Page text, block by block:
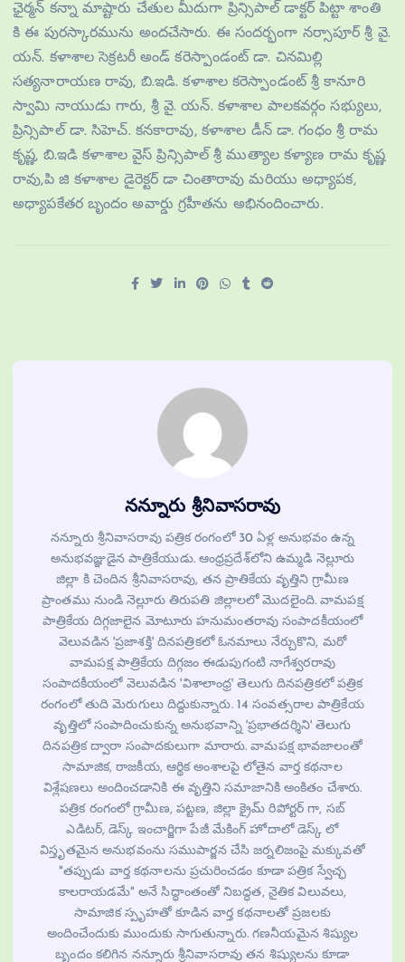
ఛైర్మన్ కన్నా మాష్టారు చేతుల మీదుగా ప్రిన్సిపాల్ డాక్టర్ పిట్టా శాంతి
కి ఈ పురస్కారమును అందచేసారు. ఈ సందర్భంగా నర్సాపూర్ శ్రీ వై.
యన్. కళాశాల సెక్రటరీ అండ్ కరెస్పాండంట్ డా. చినమిల్లి
సత్యనారాయణ రావు, బి.ఇడి. కళాశాల కరెస్పాండంట్ శ్రీ కానూరి
స్వామి నాయుడు గారు, శ్రీ వై. యన్. కళాశాల పాలకవర్గం సభ్యులు,
ప్రిన్సిపాల్ డా. సిహెచ్. కనకారావు, కళాశాల డీన్ డా. గంధం శ్రీ రామ
కృష్ణ, బి.ఇడి కళాశాల వైస్ ప్రిన్సిపాల్ శ్రీ ముత్యాల కళ్యాణ రామ కృష్ణ
రావు,పి జి కళాశాల డైరెక్టర్ డా చింతారావు మరియు అధ్యాపక,
అధ్యాపకేతర బృందం అవార్డు గ్రహీతను అభినందించారు.
నన్నూరు శ్రీనివాసరావు
నన్నూరు శ్రీనివాసరావు పత్రిక రంగంలో 30 ఏళ్ల అనుభవం ఉన్న
అనుభవజ్ఞుడైన పాత్రికేయుడు. ఆంధ్రప్రదేశ్‌లోని ఉమ్మడి నెల్లూరు
జిల్లా కి చెందిన శ్రీనివాసరావు, తన ప్రాతికేయ వృత్తిని గ్రామీణ
ప్రాంతము నుండి నెల్లూరు తిరుపతి జిల్లాలలో మొదలైంది. వామపక్ష
పాత్రికేయ దిగ్గజాలైన మోటూరు హనుమంతరావు సంపాదకీయంలో
వెలువడిన 'ప్రజాశక్తి' దినపత్రికలో ఓనమాలు నేర్చుకొని, మరో
వామపక్ష పాత్రికేయ దిగ్గజం ఈడుపుగంటి నాగేశ్వరరావు
సంపాదకీయంలో వెలువడిన 'విశాలాంధ్ర' తెలుగు దినపత్రికలో పత్రిక
రంగంలో తుది మెరుగులు దిద్దుకున్నారు. 14 సంవత్సరాల పాత్రికేయ
వృత్తిలో సంపాదించుకున్న అనుభవాన్ని 'ప్రభాతదర్శిని' తెలుగు
దినపత్రిక ద్వారా సంపాదకులుగా మారారు. వామపక్ష భావజాలంతో
సామాజిక, రాజకీయ, ఆర్థిక అంశాలపై లోతైన వార్త కథనాల
విశ్లేషణలు అందించడానికి ఈ వృత్తిని సమాజానికి అంకితం చేశారు.
పత్రిక రంగంలో గ్రామీణ, పట్టణ, జిల్లా క్రైమ్ రిపోర్టర్ గా, సబ్
ఎడిటర్, డెస్క్ ఇంచార్జిగా పేజీ మేకింగ్ హోదాలో డెస్క్ లో
విస్తృతమైన అనుభవంను సముపార్జన చేసి జర్నలిజంపై మక్కువతో
"తప్పుడు వార్త కథనాలను ప్రచురించడం కూడా పత్రిక స్వేచ్ఛ
కాలరాయడమే" అనే సిద్ధాంతంతో నిబద్ధత, నైతిక విలువలు,
సామాజిక స్పృహతో కూడిన వార్త కథనాలతో ప్రజలకు
అందించేందుకు ముందుకు సాగుతున్నారు. గణనీయమైన శిష్యుల
బృందం కలిగిన నన్నూరు శ్రీనివాసరావు తన శిష్యులను కూడా